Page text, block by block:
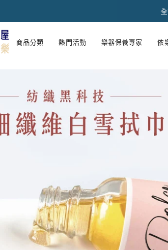
初 秋 樂 器
熱
音樂人
註冊官
商品分類 熱門活動 樂器保養專家 依